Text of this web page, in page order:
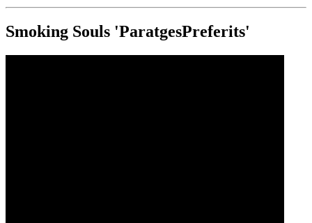
Smoking Souls 'ParatgesPreferits'